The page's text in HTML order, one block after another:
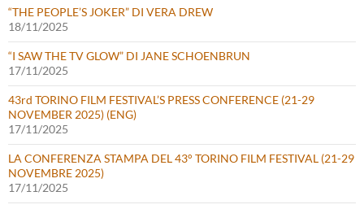
“THE PEOPLE’S JOKER” DI VERA DREW
18/11/2025
“I SAW THE TV GLOW” DI JANE SCHOENBRUN
17/11/2025
43rd TORINO FILM FESTIVAL’S PRESS CONFERENCE (21-29
NOVEMBER 2025) (ENG)
17/11/2025
LA CONFERENZA STAMPA DEL 43° TORINO FILM FESTIVAL (21-29
NOVEMBRE 2025)
17/11/2025